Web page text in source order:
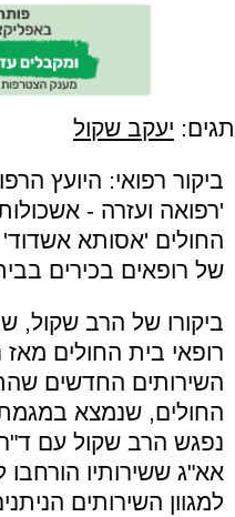
תגים: יעקב שקול
ביקור רפואי: היועץ
'רפואה ועזרה -
החולים 'אסותא
של רופאים בכירים
ביקורו של הרב שקול,
רופאי בית החולים
השירותים החדשים
החולים, שנמצא
נפגש הרב שקול עם
אא"ג ששירותיו
למגוון השירותים